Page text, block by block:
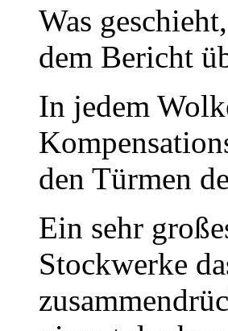
Was
dem Bericht
In jedem
den Türmen
Ein sehr
Stockwerke